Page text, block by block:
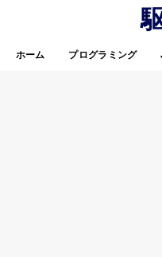
ホーム プログラミング